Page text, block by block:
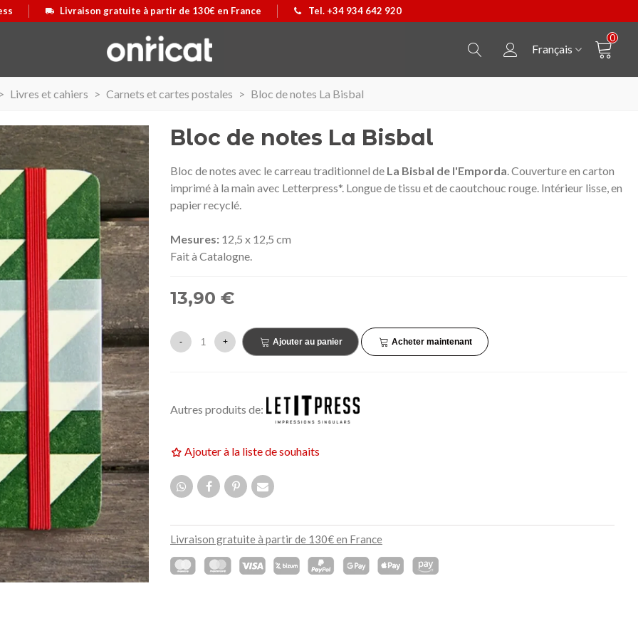
Livraison gratuite à partir de 130€ en France Tel. +34 934 642 920
Français
0
> Livres et cahiers > Carnets et cartes postales > Bloc de notes La Bisbal
Bloc de notes La Bisbal
Bloc de notes avec le carreau traditionnel de La Bisbal de l'Emporda. Couverture en carton
imprimé à la main avec Letterpress*. Longue de tissu et de caoutchouc rouge. Intérieur lisse, en
papier recyclé.
Mesures: 12,5 x 12,5 cm
Fait à Catalogne.
13,90 €
- + Ajouter au panier Acheter maintenant
Autres produits de:
Ajouter à la liste de souhaits
Livraison gratuite à partir de 130€ en France
II
Afficher plus
Maleta Secur Line
159,00 €
NEUF
45,90 €
NEUF